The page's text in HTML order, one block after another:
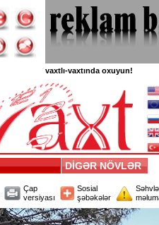
vaxtlı-vaxtında oxuyun!
DİGƏR NÖVLƏR
Çap
versiyası
Sosial
şəbəkələr